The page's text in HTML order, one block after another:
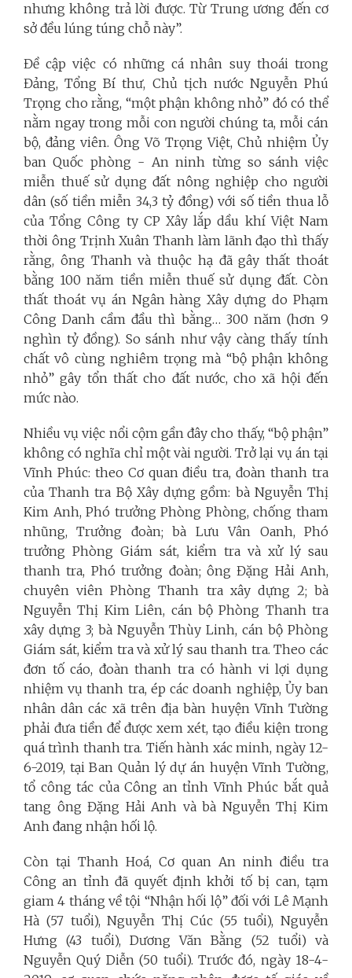
nhưng không trả lời được. Từ Trung ương đến cơ
sở đều lúng túng chỗ này”.
Đề cập việc có những cá nhân suy thoái trong
Đảng, Tổng Bí thư, Chủ tịch nước Nguyễn Phú
Trọng cho rằng, “một phận không nhỏ” đó có thể
nằm ngay trong mỗi con người chúng ta, mỗi cán
bộ, đảng viên. Ông Võ Trọng Việt, Chủ nhiệm Ủy
ban Quốc phòng - An ninh từng so sánh việc
miễn thuế sử dụng đất nông nghiệp cho người
dân (số tiền miễn 34,3 tỷ đồng) với số tiền thua lỗ
của Tổng Công ty CP Xây lắp dầu khí Việt Nam
thời ông Trịnh Xuân Thanh làm lãnh đạo thì thấy
rằng, ông Thanh và thuộc hạ đã gây thất thoát
bằng 100 năm tiền miễn thuế sử dụng đất. Còn
thất thoát vụ án Ngân hàng Xây dựng do Phạm
Công Danh cầm đầu thì bằng… 300 năm (hơn 9
nghìn tỷ đồng). So sánh như vậy càng thấy tính
chất vô cùng nghiêm trọng mà “bộ phận không
nhỏ” gây tổn thất cho đất nước, cho xã hội đến
mức nào.
Nhiều vụ việc nổi cộm gần đây cho thấy, “bộ phận”
không có nghĩa chỉ một vài người. Trở lại vụ án tại
Vĩnh Phúc: theo Cơ quan điều tra, đoàn thanh tra
của Thanh tra Bộ Xây dựng gồm: bà Nguyễn Thị
Kim Anh, Phó trưởng Phòng Phòng, chống tham
nhũng, Trưởng đoàn; bà Lưu Vân Oanh, Phó
trưởng Phòng Giám sát, kiểm tra và xử lý sau
thanh tra, Phó trưởng đoàn; ông Đặng Hải Anh,
chuyên viên Phòng Thanh tra xây dựng 2; bà
Nguyễn Thị Kim Liên, cán bộ Phòng Thanh tra
xây dựng 3; bà Nguyễn Thùy Linh, cán bộ Phòng
Giám sát, kiểm tra và xử lý sau thanh tra. Theo các
đơn tố cáo, đoàn thanh tra có hành vi lợi dụng
nhiệm vụ thanh tra, ép các doanh nghiệp, Ủy ban
nhân dân các xã trên địa bàn huyện Vĩnh Tường
phải đưa tiền để được xem xét, tạo điều kiện trong
quá trình thanh tra. Tiến hành xác minh, ngày 12-
6-2019, tại Ban Quản lý dự án huyện Vĩnh Tường,
tổ công tác của Công an tỉnh Vĩnh Phúc bắt quả
tang ông Đặng Hải Anh và bà Nguyễn Thị Kim
Anh đang nhận hối lộ.
Còn tại Thanh Hoá, Cơ quan An ninh điều tra
Công an tỉnh đã quyết định khởi tố bị can, tạm
giam 4 tháng về tội “Nhận hối lộ” đối với Lê Mạnh
Hà (57 tuổi), Nguyễn Thị Cúc (55 tuổi), Nguyễn
Hưng (43 tuổi), Dương Văn Bằng (52 tuổi) và
Nguyễn Quý Diễn (50 tuổi). Trước đó, ngày 18-4-